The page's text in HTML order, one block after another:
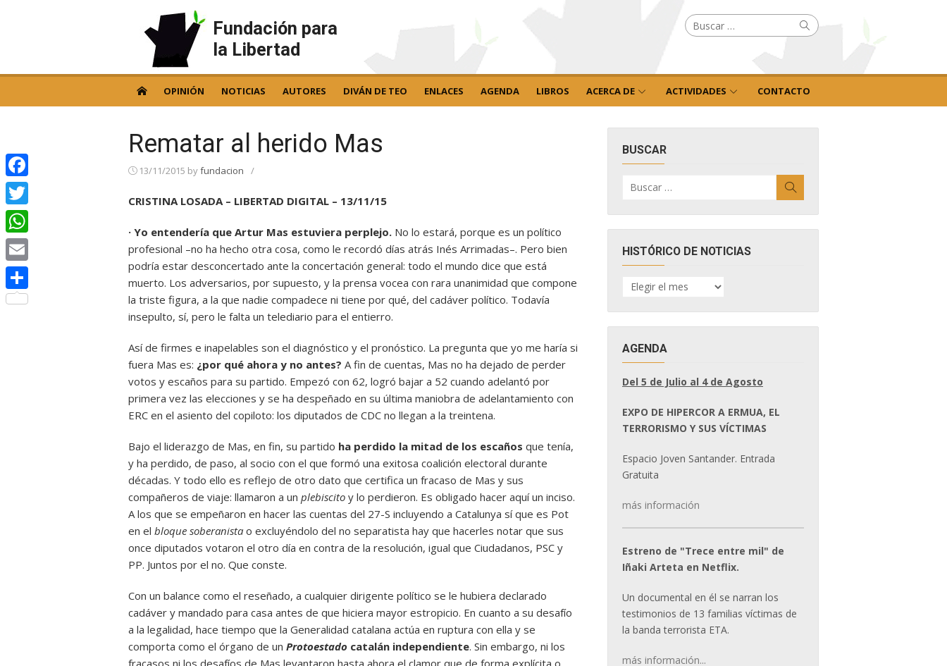
Fundación para
la Libertad
Buscar
por: Buscar
OPINIÓN NOTICIAS AUTORES DIVÁN DE TEO ENLACES AGENDA LIBROS ACERCA DE ACTIVIDADES CONTACTO
Rematar al herido Mas
13/11/2015 byfundacion /
CRISTINA LOSADA – LIBERTAD DIGITAL – 13/11/15
· Yo entendería que Artur Mas estuviera perplejo. No lo estará, porque es un político
profesional –no ha hecho otra cosa, como le recordó días atrás Inés Arrimadas–. Pero bien
podría estar desconcertado ante la concertación general: todo el mundo dice que está
muerto. Los adversarios, por supuesto, y la prensa vocea con rara unanimidad que compone
la triste figura, a la que nadie compadece ni tiene por qué, del cadáver político. Todavía
insepulto, sí, pero le falta un telediario para el entierro.
Así de firmes e inapelables son el diagnóstico y el pronóstico. La pregunta que yo me haría si
fuera Mas es: ¿por qué ahora y no antes? A fin de cuentas, Mas no ha dejado de perder
votos y escaños para su partido. Empezó con 62, logró bajar a 52 cuando adelantó por
primera vez las elecciones y se ha despeñado en su última maniobra de adelantamiento con
ERC en el asiento del copiloto: los diputados de CDC no llegan a la treintena.
Bajo el liderazgo de Mas, en fin, su partido ha perdido la mitad de los escaños que tenía,
y ha perdido, de paso, al socio con el que formó una exitosa coalición electoral durante
décadas. Y todo ello es reflejo de otro dato que certifica un fracaso de Mas y sus
compañeros de viaje: llamaron a un plebiscito y lo perdieron. Es obligado hacer aquí un inciso.
A los que se empeñaron en hacer las cuentas del 27-S incluyendo a Catalunya sí que es Pot
en el bloque soberanista o excluyéndolo del no separatista hay que hacerles notar que sus
once diputados votaron el otro día en contra de la resolución, igual que Ciudadanos, PSC y
PP. Juntos por el no. Que conste.
Con un balance como el reseñado, a cualquier dirigente político se le hubiera declarado
cadáver y mandado para casa antes de que hiciera mayor estropicio. En cuanto a su desafío
a la legalidad, hace tiempo que la Generalidad catalana actúa en ruptura con ella y se
comporta como el órgano de un Protoestado catalán independiente. Sin embargo, ni los
fracasos ni los desafíos de Mas levantaron hasta ahora el clamor que de forma explícita o
BUSCAR
por:
HISTÓRICO DE NOTICIAS
HISTÓRICO
DE
AGENDA
Del 5 de Julio al 4 de Agosto
EXPO DE HIPERCOR A ERMUA, EL
TERRORISMO Y SUS VÍCTIMAS
Espacio Joven Santander. Entrada
Gratuita
más información
Estreno de "Trece entre mil" de
Iñaki Arteta en Netflix.
Un documental en él se narran los
testimonios de 13 familias víctimas de
la banda terrorista ETA.
más información...
Facebook
Twitter
WhatsApp
Email
Compartir